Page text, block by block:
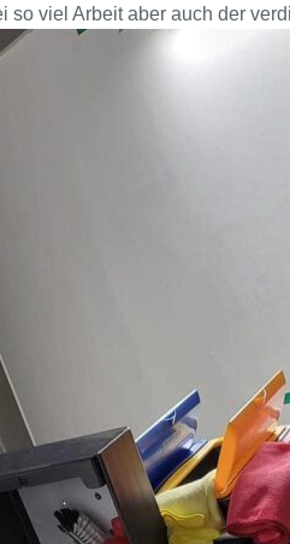
so viel Arbeit aber auch der